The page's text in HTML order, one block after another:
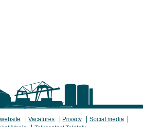
Vacatures Privacy
Social media